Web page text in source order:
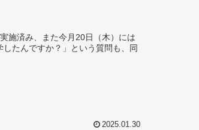
施済み、また今月20日（木）には
たんですか？」という質問も、同
2025.01.30